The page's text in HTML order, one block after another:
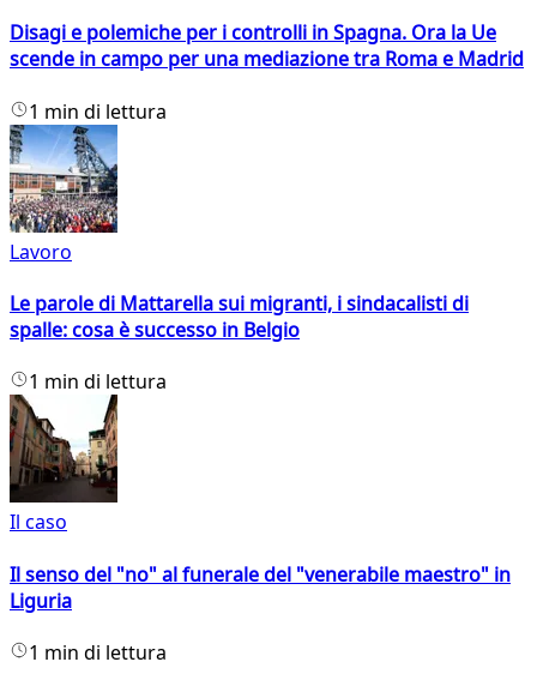
Disagi e polemiche per i controlli in Spagna. Ora la Ue
scende in campo per una mediazione tra Roma e Madrid
1 min di lettura
Lavoro
Le parole di Mattarella sui migranti, i sindacalisti di
spalle: cosa è successo in Belgio
1 min di lettura
Il caso
Il senso del "no" al funerale del "venerabile maestro" in
Liguria
1 min di lettura